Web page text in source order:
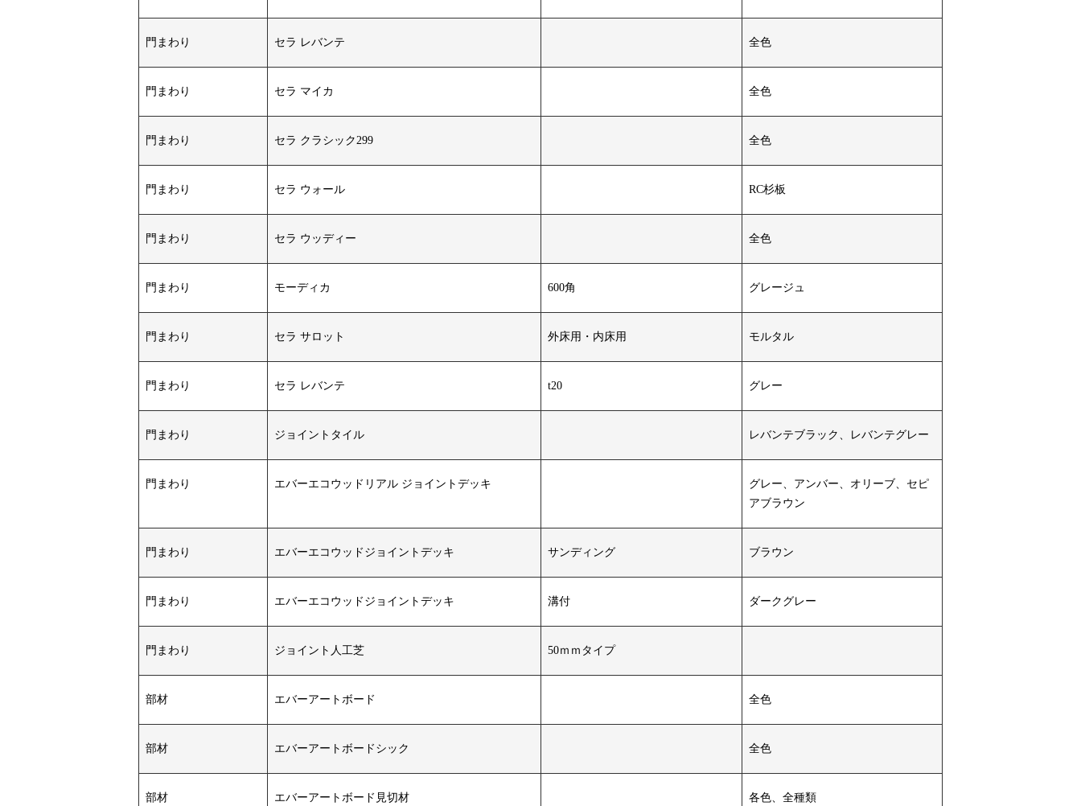
門まわり セラ レバンテ 全色
門まわり セラ マイカ 全色
門まわり セラ クラシック299 全色
門まわり セラ ウォール RC杉板
門まわり セラ ウッディー 全色
門まわり モーディカ 600角 グレージュ
門まわり セラ サロット 外床用・内床用 モルタル
門まわり セラ レバンテ t20 グレー
門まわり ジョイントタイル レバンテブラック、レバンテグレー
門まわり エバーエコウッドリアル ジョイントデッキ
グレー、アンバー、オリーブ、セピ
アブラウン
門まわり エバーエコウッドジョイントデッキ サンディング ブラウン
門まわり エバーエコウッドジョイントデッキ 溝付 ダークグレー
門まわり ジョイント人工芝 50ｍｍタイプ
部材 エバーアートボード 全色
部材 エバーアートボードシック 全色
部材 エバーアートボード見切材 各色、全種類